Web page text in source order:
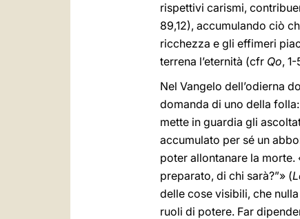
rispettivi carismi,
89,12), accumulando ciò
ricchezza e gli effimeri
terrena l’eternità (cfr Qo,
Nel Vangelo dell’odierna
domanda di uno della
mette in guardia gli
accumulato per sé un
poter allontanare la morte.
preparato, di chi sarà?”» (
delle cose visibili, che
ruoli di potere. Far